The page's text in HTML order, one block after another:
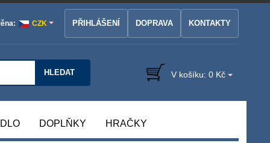
CZK PŘIHLÁŠENÍ DOPRAVA KONTAKTY
HLEDAT V košíku: 0 Kč
DOPLŇKY HRAČKY